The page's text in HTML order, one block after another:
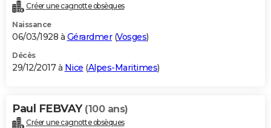
Créer une cagnotte obsèques
Naissance
06/03/1928 à Gérardmer(Vosges)
Décès
29/12/2017 à Nice (Alpes-Maritimes)
Paul FEBVAY (100 ans)
Créer une cagnotte obsèques